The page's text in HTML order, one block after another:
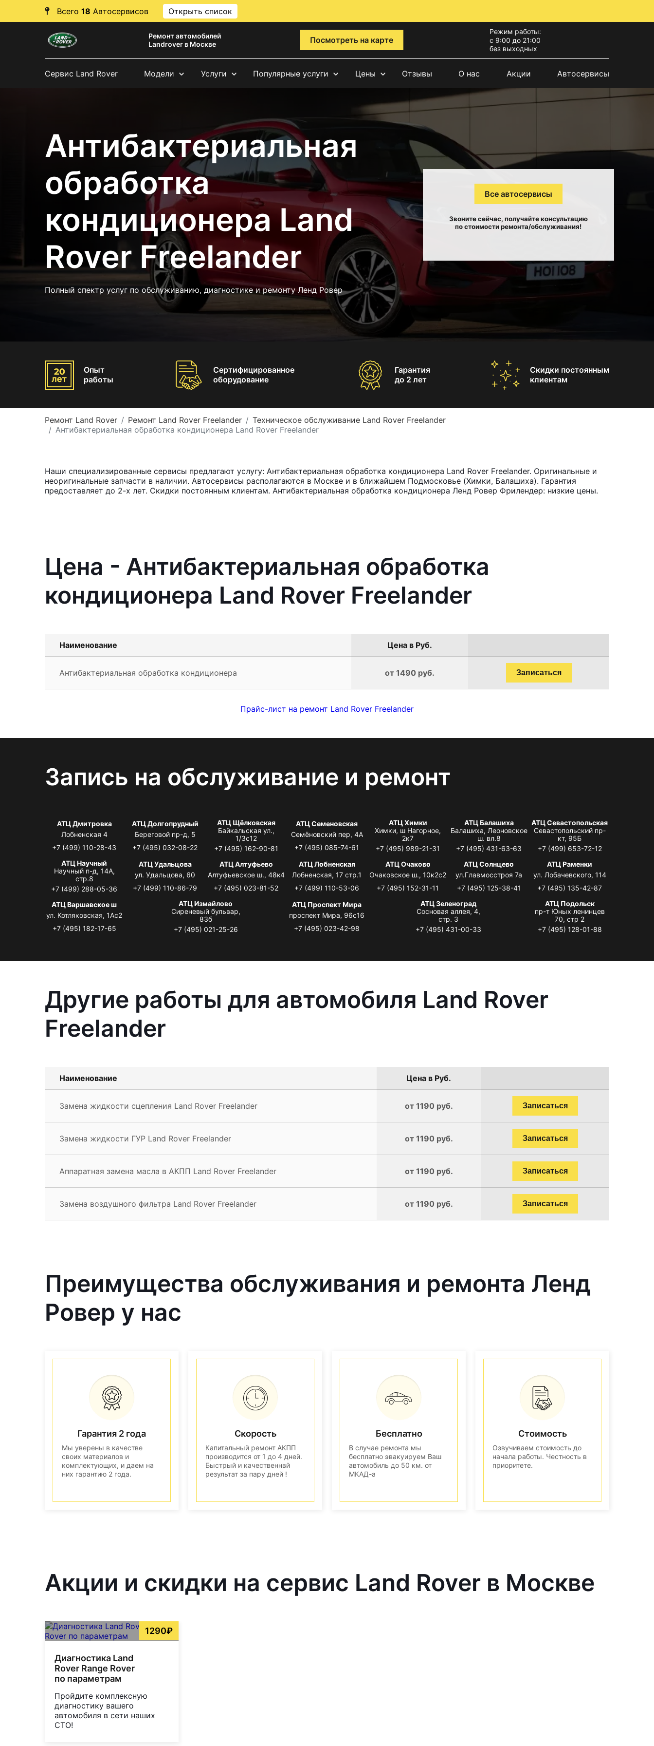
Всего 18 Автосервисов Открыть список
Ремонт автомобилей
Landrover в Москве
Посмотреть на карте
Режим работы:
с 9:00 до 21:00
без выходных
Сервис Land Rover Модели Услуги Популярные услуги Цены Отзывы О нас Акции Автосервисы
Антибактериальная
обработка
кондиционера Land
Rover Freelander
Полный спектр услуг по обслуживанию, диагностике и ремонту Ленд Ровер
Все автосервисы
Звоните сейчас, получайте консультацию
по стоимости ремонта/обслуживания!
Опыт
работы
Сертифицированное
оборудование
Гарантия
до 2 лет
Скидки постоянным
клиентам
Ремонт Land Rover Ремонт Land Rover Freelander
Техническое обслуживание Land Rover Freelander
Антибактериальная обработка кондиционера Land Rover Freelander
Наши специализированные сервисы предлагают услугу: Антибактериальная обработка кондиционера Land Rover Freelander. Оригинальные и
неоригинальные запчасти в наличии. Автосервисы располагаются в Москве и в ближайшем Подмосковье (Химки, Балашиха). Гарантия
предоставляет до 2-х лет. Скидки постоянным клиентам. Антибактериальная обработка кондиционера Ленд Ровер Фрилендер: низкие цены.
Цена - Антибактериальная обработка
кондиционера Land Rover Freelander
Наименование Цена в Руб.
Антибактериальная обработка кондиционера от 1490 руб. Записаться
Прайс-лист на ремонт Land Rover Freelander
Запись на обслуживание и ремонт
АТЦ Дмитровка
Лобненская 4
+7 (499) 110-28-43
АТЦ Долгопрудный
Береговой пр-д, 5
+7 (495) 032-08-22
АТЦ Щёлковская
Байкальская ул.,
1/3с12
+7 (495) 162-90-81
АТЦ Семеновская
Семёновский пер, 4А
+7 (495) 085-74-61
АТЦ Химки
Химки, ш Нагорное,
2к7
+7 (495) 989-21-31
АТЦ Балашиха
Балашиха, Леоновское
ш. вл.8
+7 (495) 431-63-63
АТЦ Севастопольская
Севастопольский пр-
кт, 95Б
+7 (499) 653-72-12
АТЦ Научный
Научный п-д, 14А,
стр.8
+7 (499) 288-05-36
АТЦ Удальцова
ул. Удальцова, 60
+7 (499) 110-86-79
АТЦ Алтуфьево
Алтуфьевское ш., 48к4
+7 (495) 023-81-52
АТЦ Лобненская
Лобненская, 17 стр.1
+7 (499) 110-53-06
АТЦ Очаково
Очаковское ш., 10к2с2
+7 (495) 152-31-11
АТЦ Солнцево
ул.Главмосстроя 7а
+7 (495) 125-38-41
АТЦ Раменки
ул. Лобачевского, 114
+7 (495) 135-42-87
АТЦ Варшавское ш
ул. Котляковская, 1Ас2
+7 (495) 182-17-65
АТЦ Измайлово
Сиреневый бульвар,
83б
+7 (495) 021-25-26
АТЦ Проспект Мира
проспект Мира, 96с16
+7 (495) 023-42-98
АТЦ Зеленоград
Сосновая аллея, 4,
стр. 3
+7 (495) 431-00-33
АТЦ Подольск
пр-т Юных ленинцев
70, стр 2
+7 (495) 128-01-88
Другие работы для автомобиля Land Rover
Freelander
Наименование Цена в Руб.
Замена жидкости сцепления Land Rover Freelander от 1190 руб. Записаться
Замена жидкости ГУР Land Rover Freelander от 1190 руб. Записаться
Аппаратная замена масла в АКПП Land Rover Freelander от 1190 руб. Записаться
Замена воздушного фильтра Land Rover Freelander от 1190 руб. Записаться
Преимущества обслуживания и ремонта Ленд
Ровер у нас
Гарантия 2 года
Мы уверены в качестве
своих материалов и
комплектующих, и даем на
них гарантию 2 года.
Скорость
Капитальный ремонт АКПП
производится от 1 до 4 дней.
Быстрый и качественнвй
результат за пару дней !
Бесплатно
В случае ремонта мы
бесплатно эвакуируем Ваш
автомобиль до 50 км. от
МКАД-а
Стоимость
Озвучиваем стоимость до
начала работы. Честность в
приоритете.
Акции и скидки на сервис Land Rover в Москве
1290₽
Диагностика Land
Rover Range Rover
по параметрам
Пройдите комплексную
диагностику вашего
автомобиля в сети наших
СТО!